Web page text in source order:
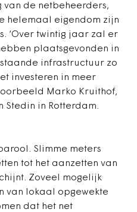
van de netbeheerders,
helemaal eigendom zijn
‘Over twintig jaar zal er
plaatsgevonden in
infrastructuur zo
investeren in meer
Marko Kruithof,
in Rotterdam.
Slimme meters
tot het aanzetten van
Zoveel mogelijk
van lokaal opgewekte
dat het net